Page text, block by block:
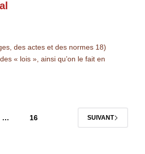
des actes et des normes 18)
« lois », ainsi qu’on le fait en
… 16 SUIVANT